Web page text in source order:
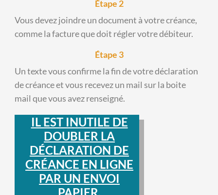
Étape 2
Vous devez joindre un document à votre créance,
comme la facture que doit régler votre débiteur.
Étape 3
Un texte vous confirme la fin de votre déclaration
de créance et vous recevez un mail sur la boite
mail que vous avez renseigné.
IL EST INUTILE DE
DOUBLER LA
DÉCLARATION DE
CRÉANCE EN LIGNE
PAR UN ENVOI